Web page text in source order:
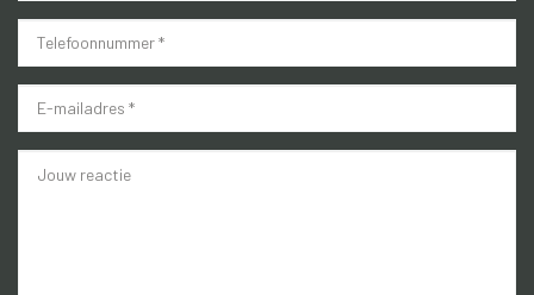
Voor dit object is een lijst met toegestane branches
beschikbaar. Detailhandel is niet toegestaan.
*
*
*